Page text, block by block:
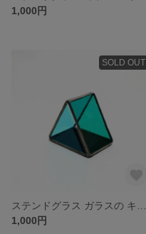
1,000円
SOLD OUT
1,000円